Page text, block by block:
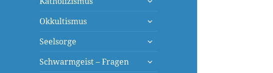
Okkultismus
untermenü
Seelsorge
untermenü
Schwarmgeist – Fragen
untermenü